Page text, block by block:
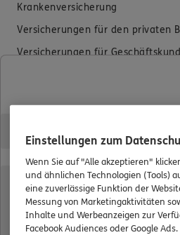
Krankenversicherung
Versicherungen für den privaten
Versicherungen für
Schaden melden
Erstkontaktinformationen
EU-Offenlegungsvereinbarung
Datenverarbeitung
Einstellungen zum
Wenn Sie auf "Alle akzeptieren"
und ähnlichen Technologien (Tools)
eine zuverlässige Funktion der
Messung von Marketingaktivitäten
Inhalte und Werbeanzeigen zur
Facebook Audiences oder Google